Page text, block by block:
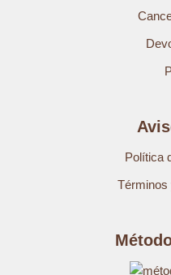
Política
Términos